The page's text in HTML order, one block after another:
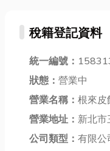
的客廳，還是
間，窗簾的選
擇都直接影響
別是在高雄，
面對炎熱的氣
候和多元的設
稅籍登記資料
統一編號：
狀態： 營業中
營業名稱： 根來皮
營業地址： 新北市
公司類型： 有限公